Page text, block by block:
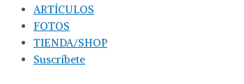
ARTÍCULOS
FOTOS
TIENDA/SHOP
Suscríbete